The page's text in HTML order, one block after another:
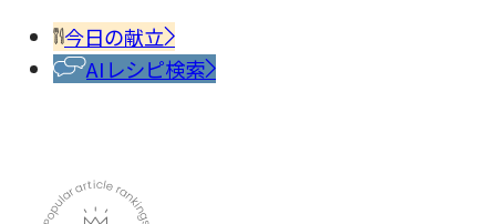
今日の献立
AIレシピ検索